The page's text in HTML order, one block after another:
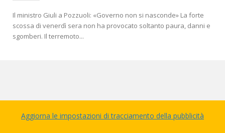
Il ministro Giuli a Pozzuoli: «Governo non si nasconde» La forte
scossa di venerdì sera non ha provocato soltanto paura, danni e
sgomberi. Il terremoto...
Aggiorna le impostazioni di tracciamento della pubblicità